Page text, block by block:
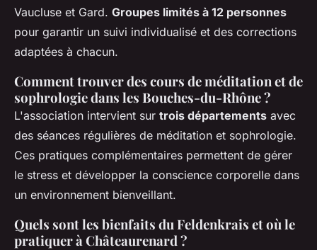
Vaucluse et Gard. Groupes limités à 12 personnes
pour garantir un suivi individualisé et des corrections
adaptées à chacun.
Comment trouver des cours de méditation et de
sophrologie dans les Bouches-du-Rhône ?
L'association intervient sur trois départements avec
des séances régulières de méditation et sophrologie.
Ces pratiques complémentaires permettent de gérer
le stress et développer la conscience corporelle dans
un environnement bienveillant.
Quels sont les bienfaits du Feldenkrais et où le
pratiquer à Châteaurenard ?